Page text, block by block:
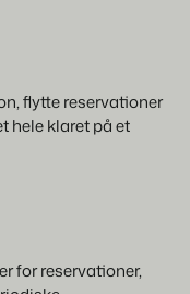
flytte reservationer
hele klaret på et
for reservationer,